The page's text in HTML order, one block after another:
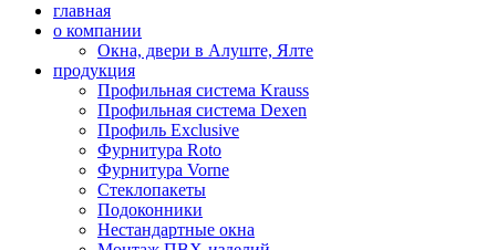
главная
о компании
Окна, двери в Алуште, Ялте
продукция
Профильная система Krauss
Профильная система Dexen
Профиль Exclusive
Фурнитура Roto
Фурнитура Vorne
Стеклопакеты
Подоконники
Нестандартные окна